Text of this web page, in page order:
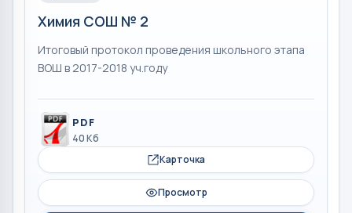
Химия СОШ № 2
Итоговый протокол проведения школьного этапа
ВОШ в 2017-2018 уч.году
PDF
40 Кб
Карточка
Просмотр